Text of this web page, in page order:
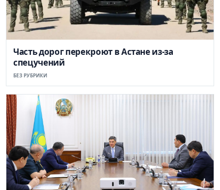
Часть дорог перекроют в Астане из-за
спецучений
БЕЗ РУБРИКИ